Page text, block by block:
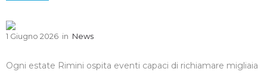
1 Giugno 2026 in News
Ogni estate Rimini ospita eventi capaci di richiamare migliaia